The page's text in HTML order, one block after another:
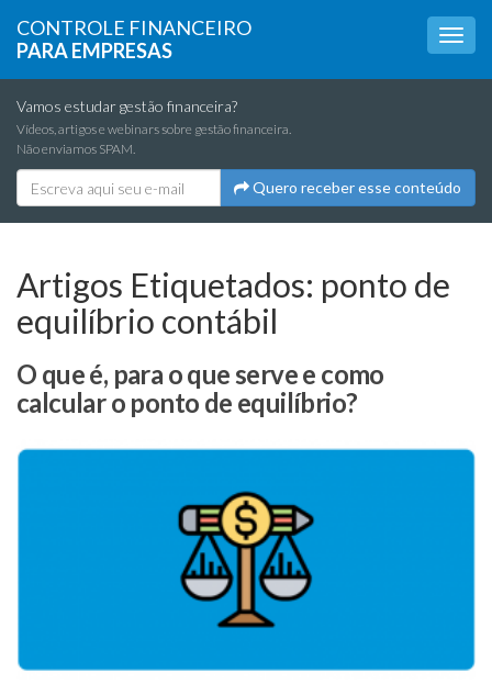
CONTROLE FINANCEIRO
PARA EMPRESAS
Vamos estudar gestão financeira?
Vídeos, artigos e webinars sobre gestão financeira.
Não enviamos SPAM.
Quero receber esse conteúdo
Artigos Etiquetados: ponto de
equilíbrio contábil
O que é, para o que serve e como
calcular o ponto de equilíbrio?